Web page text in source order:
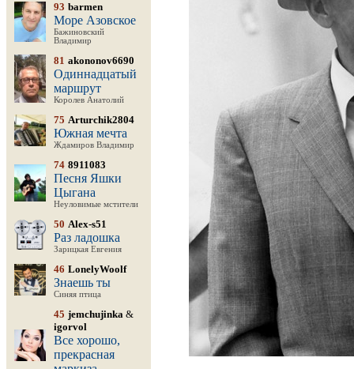
93 barmen
Море Азовское
Бажиновский
Владимир
81 akononov6690
Одиннадцатый
маршрут
Королев Анатолий
75 Arturchik2804
Южная мечта
Ждамиров Владимир
74 8911083
Песня Яшки
Цыгана
Неуловимые мстители
50 Alex-s51
Раз ладошка
Зарицкая Евгения
46 LonelyWoolf
Знаешь ты
Синяя птица
45 jemchujinka &
igorvol
Все хорошо,
прекрасная